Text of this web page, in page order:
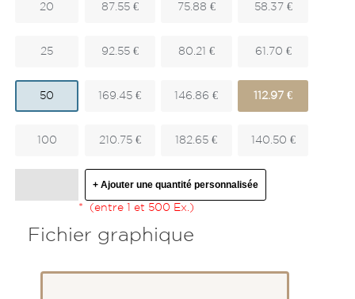
20
25
50
100
87.55 € 75.88 € 58.37 €
92.55 € 80.21 € 61.70 €
169.45 € 146.86 € 112.97 €
210.75 € 182.65 € 140.50 €
+ Ajouter une quantité personnalisée
* (entre 1 et 500 Ex.)
Fichier graphique